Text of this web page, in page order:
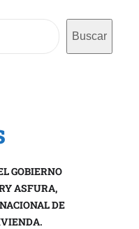
Buscar
GOBIERNO
ASFURA,
DE